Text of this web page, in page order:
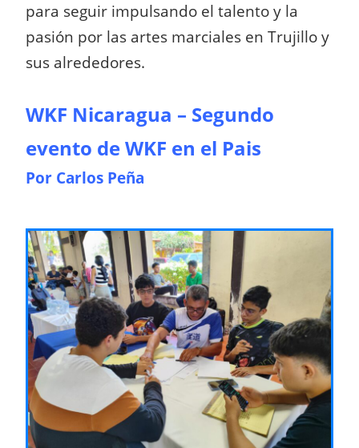
para seguir impulsando el talento y la
pasión por las artes marciales en Trujillo y
sus alrededores.
WKF Nicaragua – Segundo
evento de WKF en el Pais
Por Carlos Peña